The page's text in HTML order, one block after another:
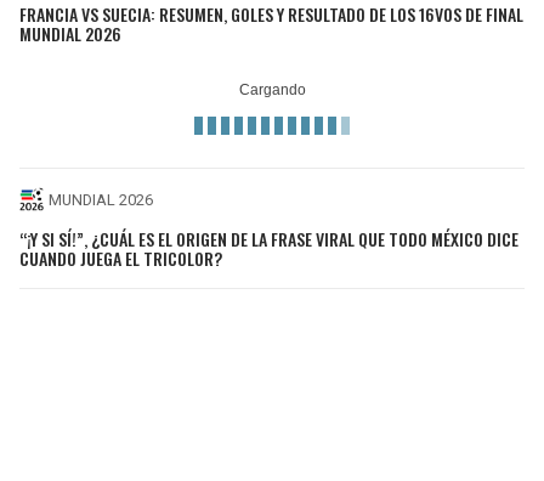
FRANCIA VS SUECIA: RESUMEN, GOLES Y RESULTADO DE LOS 16VOS DE FINAL
MUNDIAL 2026
MUNDIAL 2026
“¡Y SI SÍ!”, ¿CUÁL ES EL ORIGEN DE LA FRASE VIRAL QUE TODO MÉXICO DICE
CUANDO JUEGA EL TRICOLOR?